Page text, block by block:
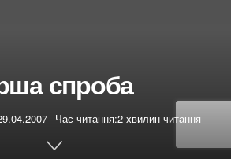
спроба
Час читання:2 хвилин читання